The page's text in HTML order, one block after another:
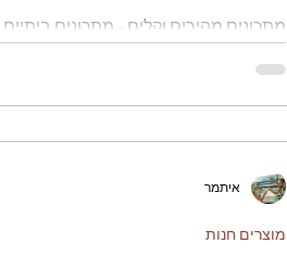
מתכונים מהירים וקלים - מתכונים
מוצרים חנות
איתמר